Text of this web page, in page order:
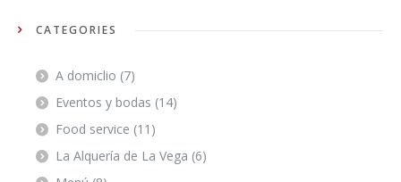
CATEGORIES
A domiclio (7)
Eventos y bodas (14)
Food service (11)
La Alquería de La Vega (6)